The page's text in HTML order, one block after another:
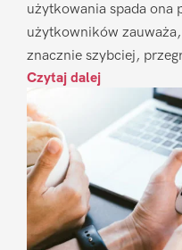
użytkowania spada ona
użytkowników
znacznie szybciej,
Czytaj dalej